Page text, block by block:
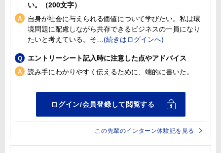
い。（200文字）
自身が社会に与えられる価値について学びたい。私は環
境問題に配慮しながら共存できるビジネスの一員になり
たいと考えている。そ
エントリーシート記入時に注意した点やアドバイス
読み手にわかりやすく伝えるために、端的に書いた。
この先輩のインターン体験記を見る